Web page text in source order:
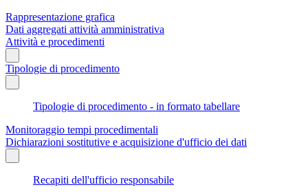
Rappresentazione grafica
Dati aggregati attività amministrativa
Attività e procedimenti
Tipologie di procedimento
Tipologie di procedimento - in formato tabellare
Monitoraggio tempi procedimentali
Dichiarazioni sostitutive e acquisizione d'ufficio dei dati
Recapiti dell'ufficio responsabile